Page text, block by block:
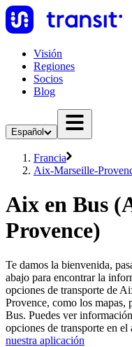
Visión
Regiones
Socios
Blog
Español
Francia
Aix-Marseille-
Aix en Bus
Provence)
Te damos la bienvenida,
abajo para encontrar la
opciones de transporte de
Provence, como los mapas,
Bus. Puedes ver
opciones de transporte en
nuestra aplicación